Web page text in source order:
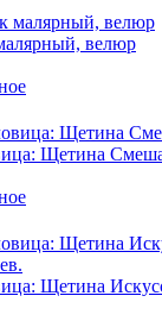
велюр
Щетина
Щетина